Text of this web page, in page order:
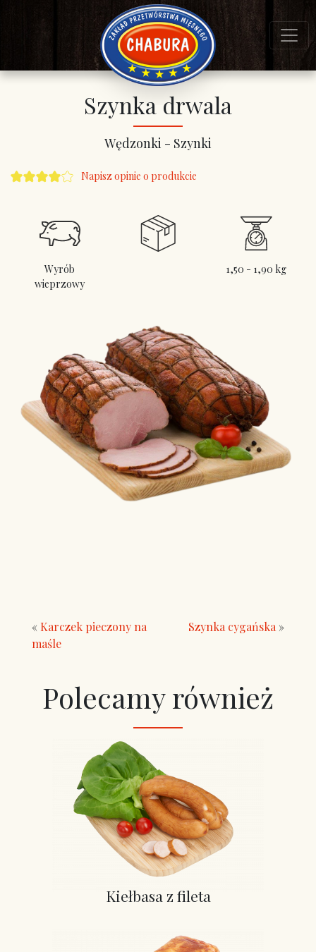
Szynka drwala
Wędzonki - Szynki
Napisz opinie o produkcie
Wyrób
wieprzowy
1,50 - 1,90 kg
«Karczek pieczony na
maśle
Szynka cygańska»
Polecamy również
Kiełbasa z fileta